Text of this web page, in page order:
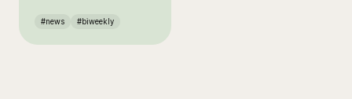
#news #biweekly